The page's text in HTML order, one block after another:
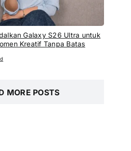
Galaxy S26 Ultra untuk
Kreatif Tanpa Batas
MORE POSTS